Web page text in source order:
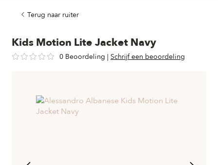
Terug naar ruiter
Kids Motion Lite Jacket Navy
0 Beoordeling | Schrijf een beoordeling